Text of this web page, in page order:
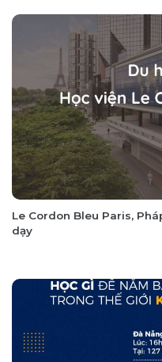
Le Cordon Bleu Paris,
dạy